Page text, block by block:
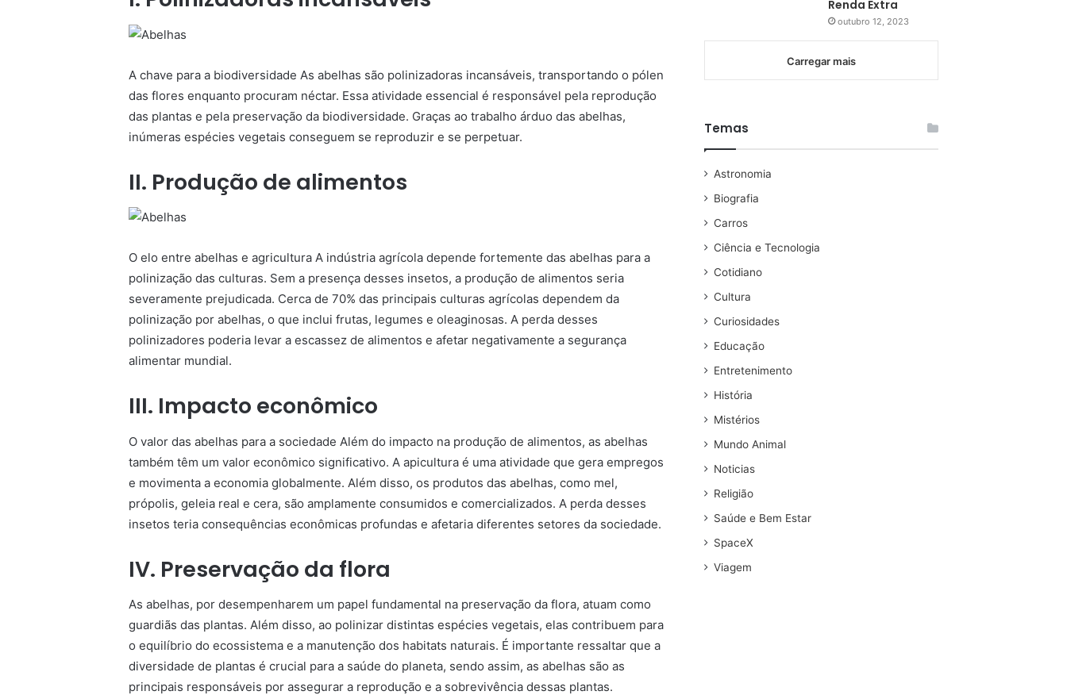
A chave para a biodiversidade As abelhas são polinizadoras incansáveis, transportando o pólen
das flores enquanto procuram néctar. Essa atividade essencial é responsável pela reprodução
das plantas e pela preservação da biodiversidade. Graças ao trabalho árduo das abelhas,
inúmeras espécies vegetais conseguem se reproduzir e se perpetuar.
II. Produção de alimentos
O elo entre abelhas e agricultura A indústria agrícola depende fortemente das abelhas para a
polinização das culturas. Sem a presença desses insetos, a produção de alimentos seria
severamente prejudicada. Cerca de 70% das principais culturas agrícolas dependem da
polinização por abelhas, o que inclui frutas, legumes e oleaginosas. A perda desses
polinizadores poderia levar a escassez de alimentos e afetar negativamente a segurança
alimentar mundial.
III. Impacto econômico
O valor das abelhas para a sociedade Além do impacto na produção de alimentos, as abelhas
também têm um valor econômico significativo. A apicultura é uma atividade que gera empregos
e movimenta a economia globalmente. Além disso, os produtos das abelhas, como mel,
própolis, geleia real e cera, são amplamente consumidos e comercializados. A perda desses
insetos teria consequências econômicas profundas e afetaria diferentes setores da sociedade.
IV. Preservação da flora
As abelhas, por desempenharem um papel fundamental na preservação da flora, atuam como
guardiãs das plantas. Além disso, ao polinizar distintas espécies vegetais, elas contribuem para
o equilíbrio do ecossistema e a manutenção dos habitats naturais. É importante ressaltar que a
diversidade de plantas é crucial para a saúde do planeta, sendo assim, as abelhas são as
principais responsáveis por assegurar a reprodução e a sobrevivência dessas plantas.
Renda Extra
outubro 12, 2023
Carregar mais
Temas
Astronomia
Biografia
Carros
Ciência e Tecnologia
Cotidiano
Cultura
Curiosidades
Educação
Entretenimento
História
Mistérios
Mundo Animal
Noticias
Religião
Saúde e Bem Estar
SpaceX
Viagem